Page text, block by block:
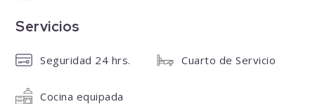
Servicios
Seguridad 24 hrs. Cuarto de Servicio
Cocina equipada